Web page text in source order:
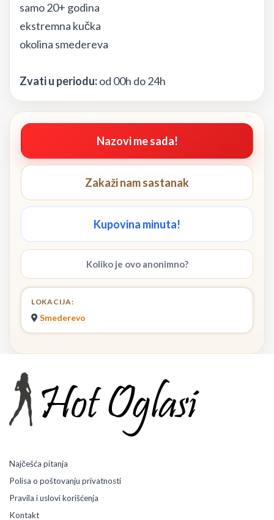
samo 20+ godina
ekstremna kučka
okolina smedereva
Zvati u periodu:od 00h do 24h
Nazovi me sada!
Zakaži nam sastanak
Kupovina minuta!
Koliko je ovo anonimno?
LOKACIJA:
Smederevo
Najčešća pitanja
Polisa o poštovanju privatnosti
Pravila i uslovi korišćenja
Kontakt